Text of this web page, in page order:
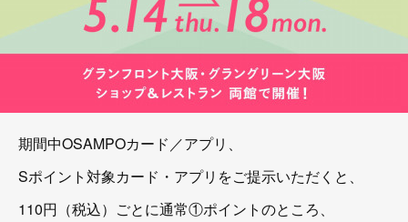
期間中OSAMPOカード／アプリ、
Sポイント対象カード・アプリをご提示いただくと⁡、
110円（税込）ごとに通常①ポイントのところ⁡、